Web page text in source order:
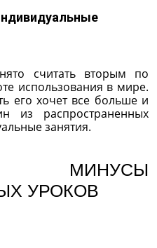
считать вторым по
использования в мире.
его хочет все больше и
из распространенных
занятия.
МИНУСЫ
УРОКОВ